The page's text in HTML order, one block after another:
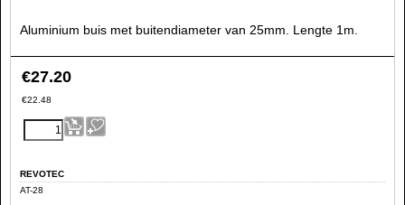
Aluminium buis met buitendiameter van 25mm. Lengte 1m.
€27.20
€22.48
REVOTEC
AT-28